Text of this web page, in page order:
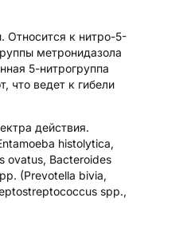
Относится к нитро-5-
метронидазола
5-нитрогруппа
что ведет к гибели
действия.
histolytica,
ovatus, Bacteroides
(Prevotella bivia,
spp.,